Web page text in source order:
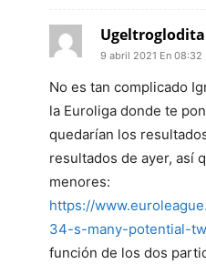
Ugeltroglodita
9 abril 2021 En 08:32
No es tan complicado
la Euroliga donde te
quedarían los
resultados de ayer, así
menores:
https://
34-s-many-potential-
función de los dos